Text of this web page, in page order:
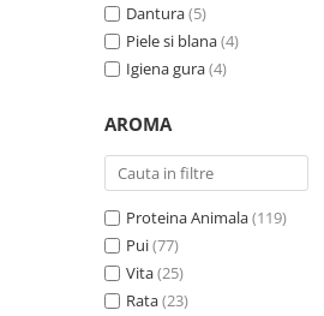
Dantura(5)
Piele si blana(4)
Igiena gura(4)
AROMA
Proteina Animala(119)
Pui(77)
Vita(25)
Rata(23)